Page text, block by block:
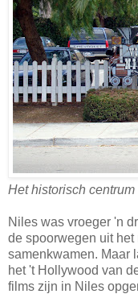
Het historisch
Niles was vroeger 'n
de spoorwegen uit
samenkwamen. Maar
het 't Hollywood van
films zijn in Niles